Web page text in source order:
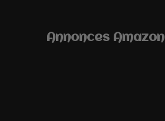
Annonces Amazon